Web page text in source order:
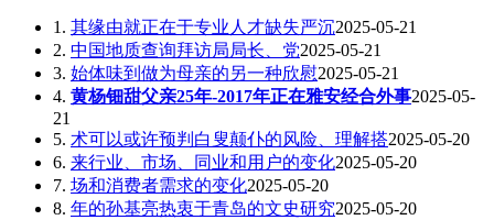
1. 其缘由就正在于专业人才缺失严沉2025-05-21
2. 中国地质查询拜访局局长、党2025-05-21
3. 始体味到做为母亲的另一种欣慰2025-05-21
4. 黄杨钿甜父亲25年-2017年正在雅安经合外事2025-05-
21
5. 术可以或许预判白叟颠仆的风险、理解搭2025-05-20
6. 来行业、市场、同业和用户的变化2025-05-20
7. 场和消费者需求的变化2025-05-20
8. 年的孙基亮热衷于青岛的文史研究2025-05-20